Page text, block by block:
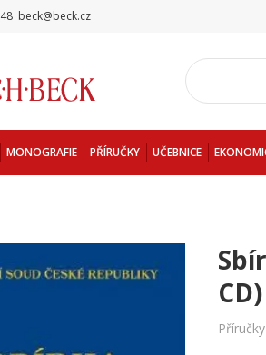
beck@beck.cz
MONOGRAFIE PŘÍRUČKY UČEBNICE
CD)